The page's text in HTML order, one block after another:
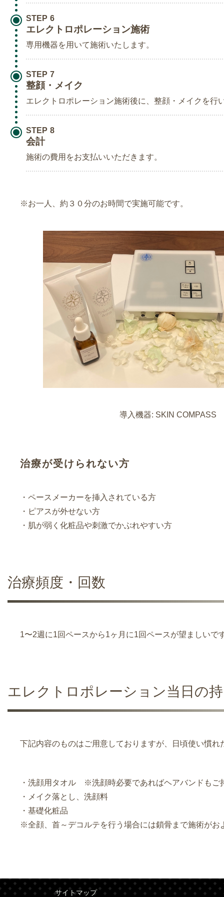
STEP
エレクトロポレーション施術
専用機器を用いて施術いたします。
STEP
整顔・メイク
エレクトロポレーション施術後に、整顔・メイクを行
STEP
会計
施術の費用をお支払いいただきます。
※お一人、約３０分のお時間で実施可能です。
導入機器: SKIN COMPASS
治療が受けられない方
・ペースメーカーを挿入されている方
・ピアスが外せない方
・肌が弱く化粧品や刺激でかぶれやすい方
治療頻度・回数
1〜2週に1回ペースから1ヶ月に1回ペースが望ましいで
エレクトロポレーション当日の
下記内容のものはご用意しておりますが、日頃使い慣
・洗顔用タオル ※洗顔時必要であればヘアバンドもご
・メイク落とし、洗顔料
・基礎化粧品
※全顔、首～デコルテを行う場合には鎖骨まで施術が
サイトマップ